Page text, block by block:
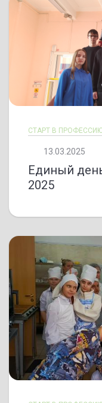
СТАРТ В
13.03.2025
Единый
2025